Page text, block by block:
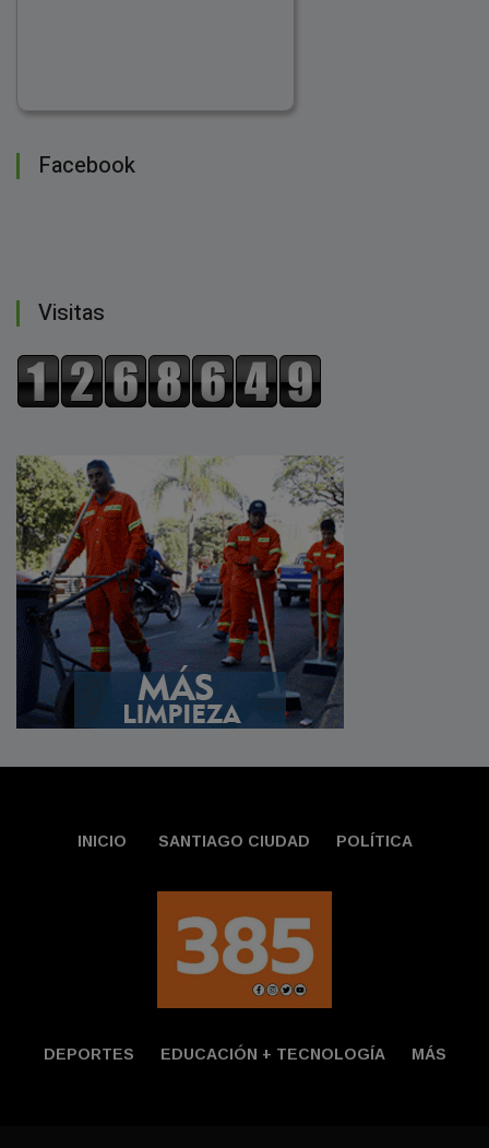
Facebook
Visitas
INICIO SANTIAGO CIUDAD POLÍTICA
DEPORTES EDUCACIÓN + TECNOLOGÍ­A MÁS